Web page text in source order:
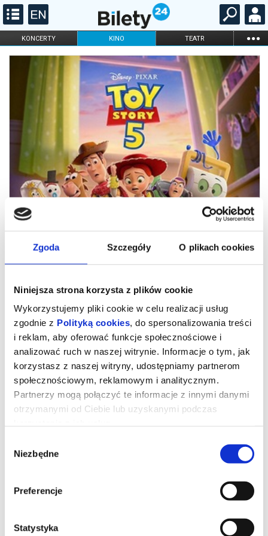
Zgoda Szczegóły O plikach cookies
Niniejsza strona korzysta z plików cookie
Wykorzystujemy pliki cookie w celu realizacji usług
zgodnie z Polityką cookies, do spersonalizowania treści
i reklam, aby oferować funkcje społecznościowe i
analizować ruch w naszej witrynie. Informacje o tym, jak
korzystasz z naszej witryny, udostępniamy partnerom
społecznościowym, reklamowym i analitycznym.
Partnerzy mogą połączyć te informacje z innymi danymi
otrzymanymi od Ciebie lub uzyskanymi podczas
zgody
Niezbędne
Preferencje
Statystyka
KONCERTY KINO TEATR ...
FILHARMONIA OPERA I BALET
STAND-UP
DLA DZIECI
ONLINE KARNETY
Toy Story 5
Zabawki powracają w filmie Disneya i Pixara „Toy Story 5”, w